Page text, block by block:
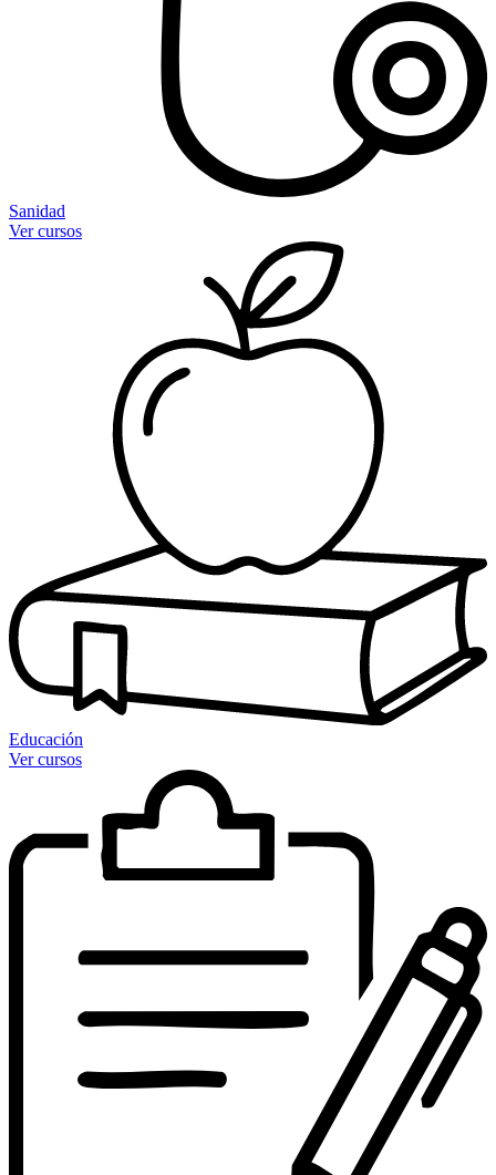
Sanidad
Ver cursos
Educación
Ver cursos